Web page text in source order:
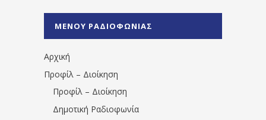
1531194763766854/" artist="" ]
ΜΕΝΟΥ ΡΑΔΙΟΦΩΝΙΑΣ
Αρχική
Προφίλ – Διοίκηση
Προφίλ – Διοίκηση
Δημοτική Ραδιοφωνία